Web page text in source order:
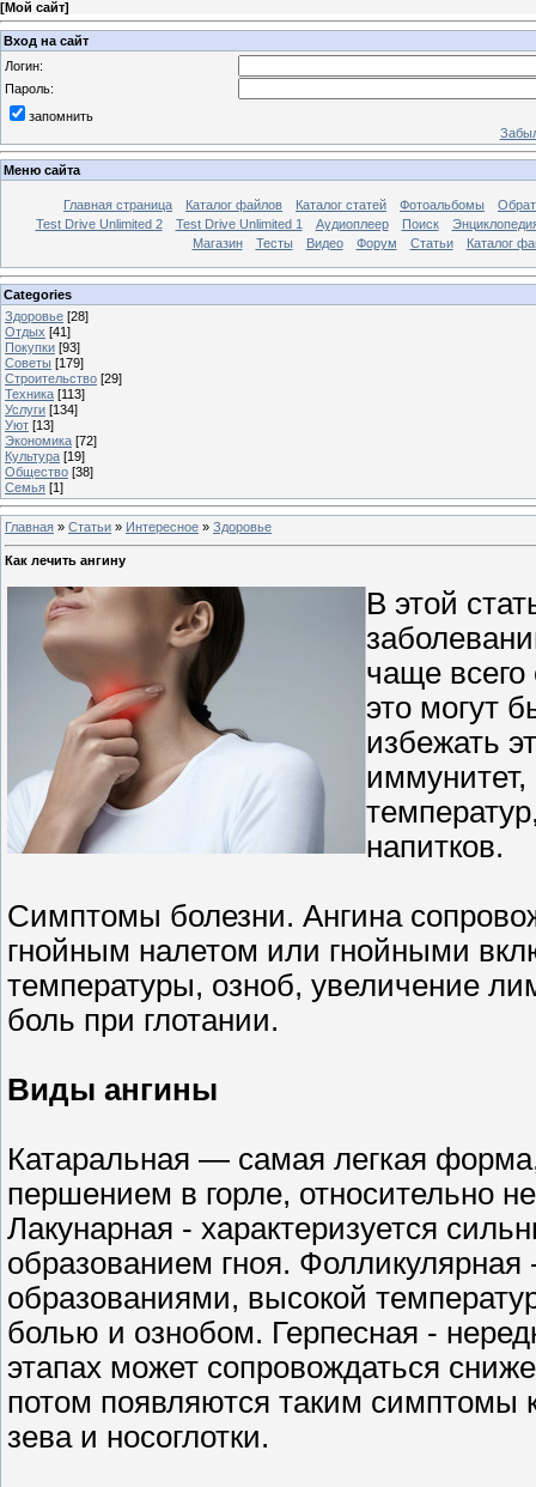
[Мой сайт]
Вход на сайт
Логин:
Пароль:
запомнить
Меню сайта
Главная страница Каталог файлов Каталог статей Фотоальбомы
Test Drive Unlimited 2
Test Drive Unlimited 1 Аудиоплеер Поиск
Магазин
Тесты Видео Форум Статьи Каталог
Categories
Здоровье [28]
Отдых [41]
Покупки [93]
Советы [179]
Строительство [29]
Техника [113]
Услуги [134]
Уют [13]
Экономика [72]
Культура [19]
Общество [38]
Семья [1]
Главная » Статьи » Интересное » Здоровье
Как лечить ангину
В этой
чаще всего
это могут
избежать
иммунитет,
напитков.
Симптомы болезни. Ангина
гнойным налетом или гнойными
температуры, озноб, увеличение
боль при глотании.
Виды ангины
Катаральная — самая легкая
першением в горле, относительно
Лакунарная - характеризуется
образованием гноя.
образованиями, высокой
болью и ознобом. Герпесная -
этапах может сопровождаться
потом появляются таким симптомы
зева и носоглотки.